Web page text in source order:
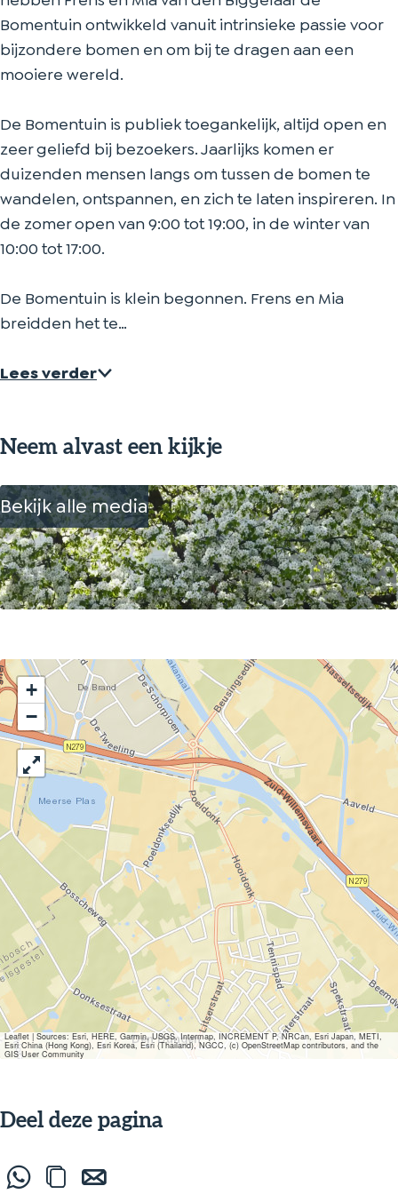
n
k
d
o
n
k
i
d
o
n
n
k
o
i
d
o
k
Bomentuin ontwikkeld vanuit intrinsieke passie voor
bijzondere bomen en om bij te dragen aan een
mooiere wereld.
De Bomentuin is publiek toegankelijk, altijd open en
zeer geliefd bij bezoekers. Jaarlijks komen er
duizenden mensen langs om tussen de bomen te
wandelen, ontspannen, en zich te laten inspireren. In
de zomer open van 9:00 tot 19:00, in de winter van
10:00 tot 17:00.
De Bomentuin is klein begonnen. Frens en Mia
breidden het te…
Lees verder
Neem alvast een kijkje
Bekijk alle media
+
−
Leaflet|Sources: Esri, HERE, Garmin, USGS, Intermap, INCREMENT P, NRCan, Esri Japan, METI,
Esri China (Hong Kong), Esri Korea, Esri (Thailand), NGCC, (c) OpenStreetMap contributors, and the
GIS User Community
Deel deze pagina
D
L
D